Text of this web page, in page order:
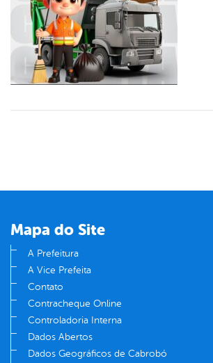
Mapa do Site
A Prefeitura
A Vice Prefeita
Contato
Contracheque Online
Controladoria Interna
Dados Abertos
Dados Geográficos de Cabrobó